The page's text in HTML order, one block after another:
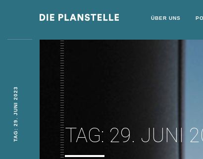
ÜBER UNS
TAG: 29. JUNI
TAG: 29. JUNI 2023